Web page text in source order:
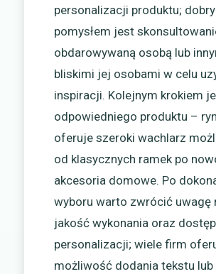
personalizacji produktu;
pomysłem jest
obdarowywaną osobą lub
bliskimi jej osobami w celu
inspiracji. Kolejnym krokiem
odpowiedniego produktu –
oferuje szeroki wachlarz
od klasycznych ramek po
akcesoria domowe. Po
wyboru warto zwrócić uwagę
jakość wykonania oraz
personalizacji; wiele firm
możliwość dodania tekstu lub